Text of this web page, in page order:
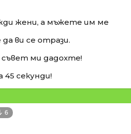
жени, а мъжете им ме
ви се отрази.
съвет ми дадохте!
45 секунди!
6